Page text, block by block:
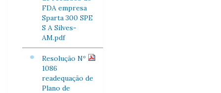
FDA empresa
Sparta 300 SPE
S A Silves-
AM.pdf
Resolução Nº
1086
readequação de
Plano de